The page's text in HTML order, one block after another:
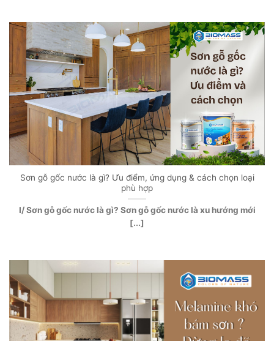
Sơn gỗ gốc nước là gì? Ưu điểm, ứng dụng & cách chọn loại
phù hợp
I/ Sơn gỗ gốc nước là gì? Sơn gỗ gốc nước là xu hướng mới
[...]